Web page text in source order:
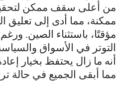
من أعلى سقف ممكن
ممكنة، مما أدى إلى تعليق
مؤقتًا، باستثناء الصين.
التوتر في الأسواق
أنه ما زال يحتفظ بخيار
مما أبقى الجميع في حالة